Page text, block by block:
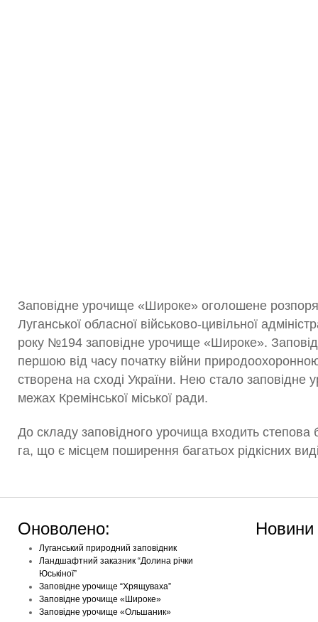
Заповідне урочище «Широке» оголошене
Луганської обласної військово-цивільної
року №194 заповідне урочище «Широке».
першою від часу початку війни
створена на сході України. Нею стало
межах Кремінської міської ради.
До складу заповідного урочища входить
га, що є місцем поширення багатьох рідкісних
Оноволено:
Луганський природний заповідник
Ландшафтний заказник “Долина річки
Юськіної”
Заповідне урочище “Хрящуваха”
Заповідне урочище «Широке»
Заповідне урочище «Ольшаник»